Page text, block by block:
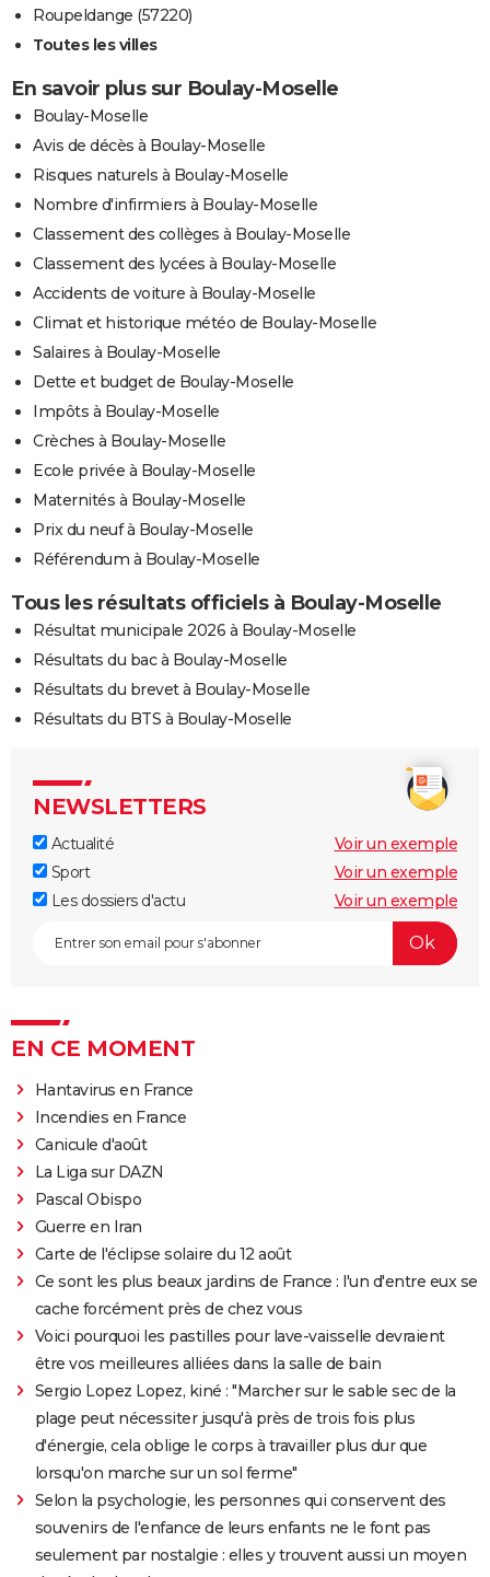
Roupeldange (57220)
Toutes les villes
En savoir plus sur Boulay-Moselle
Boulay-Moselle
Avis de décès à Boulay-Moselle
Risques naturels à Boulay-Moselle
Nombre d'infirmiers à Boulay-Moselle
Classement des collèges à Boulay-Moselle
Classement des lycées à Boulay-Moselle
Accidents de voiture à Boulay-Moselle
Climat et historique météo de Boulay-Moselle
Salaires à Boulay-Moselle
Dette et budget de Boulay-Moselle
Impôts à Boulay-Moselle
Crèches à Boulay-Moselle
Ecole privée à Boulay-Moselle
Maternités à Boulay-Moselle
Prix du neuf à Boulay-Moselle
Référendum à Boulay-Moselle
Tous les résultats officiels à Boulay-Moselle
Résultat municipale 2026 à Boulay-Moselle
Résultats du bac à Boulay-Moselle
Résultats du brevet à Boulay-Moselle
Résultats du BTS à Boulay-Moselle
NEWSLETTERS
Actualité
Voir un exemple
Sport
Voir un exemple
Les dossiers d'actu
Voir un exemple
EN CE MOMENT
Hantavirus en France
Incendies en France
Canicule d'août
La Liga sur DAZN
Pascal Obispo
Guerre en Iran
Carte de l'éclipse solaire du 12 août
Ce sont les plus beaux jardins de France : l'un d'entre eux se
cache forcément près de chez vous
Voici pourquoi les pastilles pour lave-vaisselle devraient
être vos meilleures alliées dans la salle de bain
Sergio Lopez Lopez, kiné : "Marcher sur le sable sec de la
plage peut nécessiter jusqu'à près de trois fois plus
d'énergie, cela oblige le corps à travailler plus dur que
lorsqu'on marche sur un sol ferme"
Selon la psychologie, les personnes qui conservent des
souvenirs de l'enfance de leurs enfants ne le font pas
seulement par nostalgie : elles y trouvent aussi un moyen